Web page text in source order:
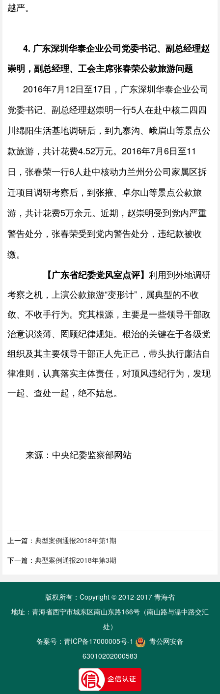
越严。
4. 广东深圳华泰企业公司党委书记、副总经理赵
崇明，副总经理、工会主席张春荣公款旅游问题
2016年7月12日至17日，广东深圳华泰企业公司
党委书记、副总经理赵崇明一行5人在赴中核二四四
川绵阳生活基地调研后，到九寨沟、峨眉山等景点公
款旅游，共计花费4.52万元。 2016年7月6日至11
日，张春荣一行6人赴中核动力兰州分公司家属区拆
迁项目调研考察后，到张掖、卓尔山等景点公款旅
游，共计花费5万余元。近期，赵崇明受到党内严重
警告处分，张春荣受到党内警告处分，违纪款被收
缴。
【广东省纪委党风室点评】 利用到外地调研
考察之机，上演公款旅游“变形计”，属典型的不收
敛、不收手行为。究其根源，主要是一些领导干部政
治意识淡薄、罔顾纪律规矩。根治的关键在于各级党
组织及其主要领导干部正人先正己，带头执行廉洁自
律准则，认真落实主体责任，对顶风违纪行为，发现
一起、查处一起，绝不姑息。
来源：中央纪委监察部网站
上一篇： 典型案例通报2018年第1期
下一篇： 典型案例通报2018年第3期
版权所有：Copyright © 2012-2017 青海省
地址：青海省西宁市城东区南山东路166号（南山路与湟中路交汇
处）
备案号： 青ICP备17000005号-1
青公网安备
63010202000583